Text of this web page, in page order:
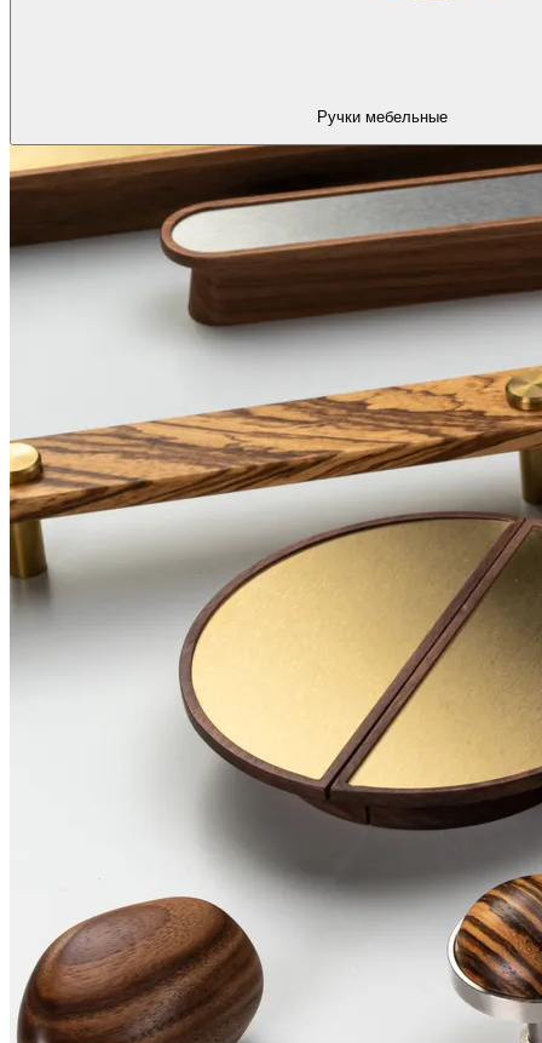
Ручки мебельные